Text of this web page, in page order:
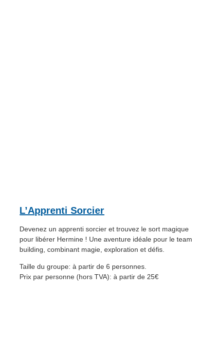
L’Apprenti Sorcier
Devenez un apprenti sorcier et trouvez le sort magique
pour libérer Hermine ! Une aventure idéale pour le team
building, combinant magie, exploration et défis.
Taille du groupe: à partir de 6 personnes.
Prix par personne (hors TVA): à partir de 25€